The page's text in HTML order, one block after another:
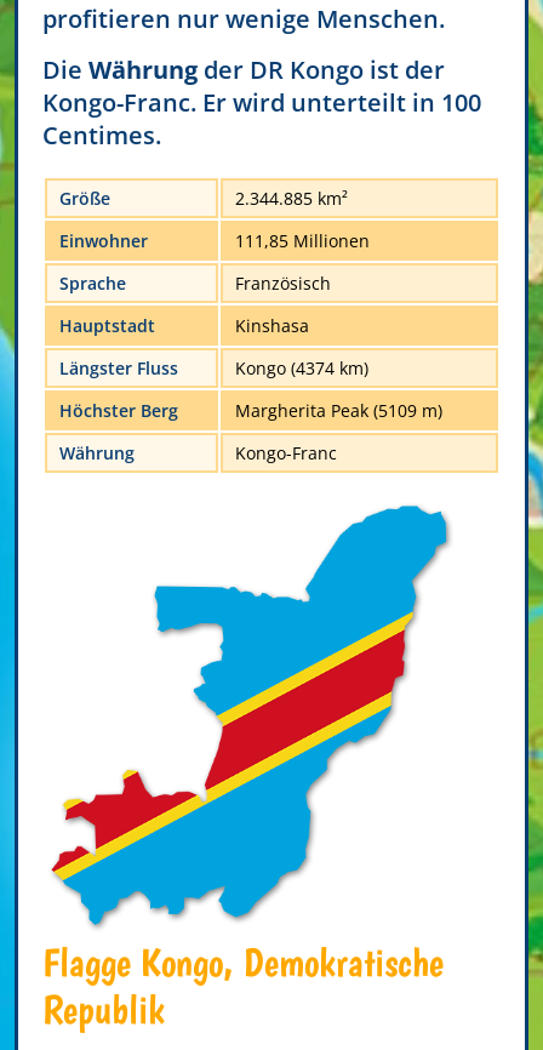
profitieren nur wenige Menschen.
Die Währung der DR Kongo ist der
Kongo-Franc. Er wird unterteilt in 100
Centimes.
Größe
2.344.885 km²
Einwohner
111,85 Millionen
Sprache
Französisch
Hauptstadt
Kinshasa
Längster Fluss
Kongo (4374 km)
Höchster Berg
Margherita Peak (5109 m)
Währung
Kongo-Franc
Flagge Kongo, Demokratische
Republik